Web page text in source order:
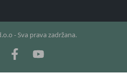
- Sva prava zadržana.